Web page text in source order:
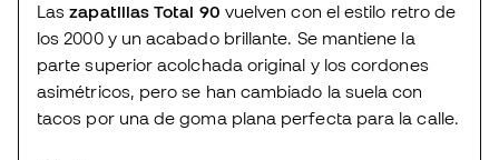
Laszapatillas Total 90 vuelven con el estilo retro de
los 2000 y un acabado brillante. Se mantiene la
parte superior acolchada original y los cordones
asimétricos, pero se han cambiado la suela con
tacos por una de goma plana perfecta para la calle.